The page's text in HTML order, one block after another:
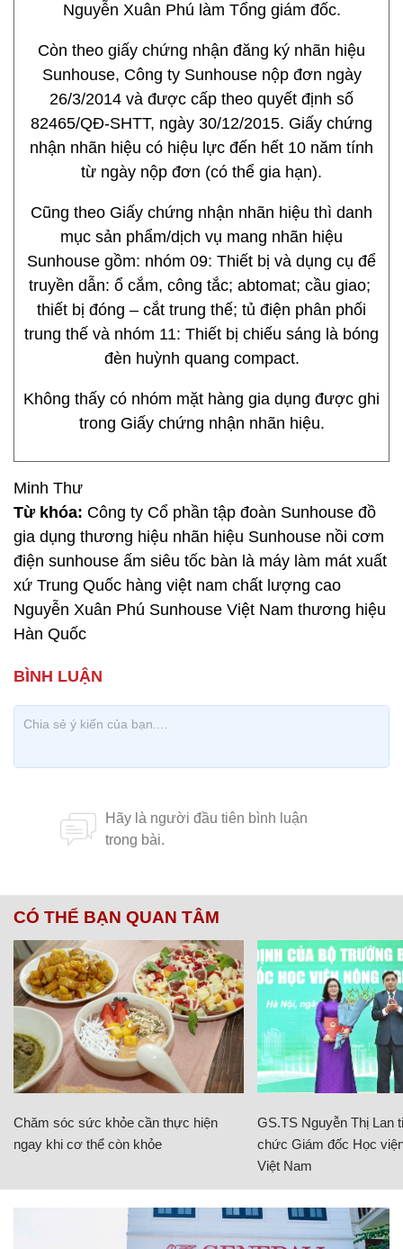
Nguyễn Xuân Phú làm Tổng giám đốc.
Còn theo giấy chứng nhận đăng ký nhãn hiệu
Sunhouse, Công ty Sunhouse nộp đơn ngày
26/3/2014 và được cấp theo quyết định số
82465/QĐ-SHTT, ngày 30/12/2015. Giấy chứng
nhận nhãn hiệu có hiệu lực đến hết 10 năm tính
từ ngày nộp đơn (có thể gia hạn).
Cũng theo Giấy chứng nhận nhãn hiệu thì danh
mục sản phẩm/dịch vụ mang nhãn hiệu
Sunhouse gồm: nhóm 09: Thiết bị và dụng cụ để
truyền dẫn: ổ cắm, công tắc; abtomat; cầu giao;
thiết bị đóng – cắt trung thế; tủ điện phân phối
trung thế và nhóm 11: Thiết bị chiếu sáng là bóng
đèn huỳnh quang compact.
Không thấy có nhóm mặt hàng gia dụng được ghi
trong Giấy chứng nhận nhãn hiệu.
Minh Thư
Từ khóa: Công ty Cổ phần tập đoàn Sunhouse đồ
gia dụng thương hiệu nhãn hiệu Sunhouse nồi cơm
điện sunhouse ấm siêu tốc bàn là máy làm mát xuất
xứ Trung Quốc hàng việt nam chất lượng cao
Nguyễn Xuân Phú Sunhouse Việt Nam thương hiệu
Hàn Quốc
CÓ THỂ BẠN QUAN TÂM
Chăm sóc sức khỏe cần thực hiện
ngay khi cơ thể còn khỏe
GS.TS Nguyễn Thị Lan
chức Giám đốc Học
Việt Nam